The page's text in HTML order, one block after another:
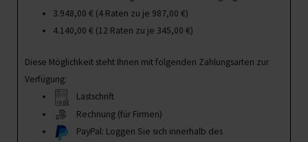
3.948,00€ (4 Raten zu je 987,00€)
4.140,00€ (12 Raten zu je 345,00€)
Diese Möglichkeit steht Ihnen mit folgenden Zahlungsarten zur
Verfügung:
Lastschrift
Rechnung (für Firmen)
PayPal: Loggen Sie sich innerhalb des